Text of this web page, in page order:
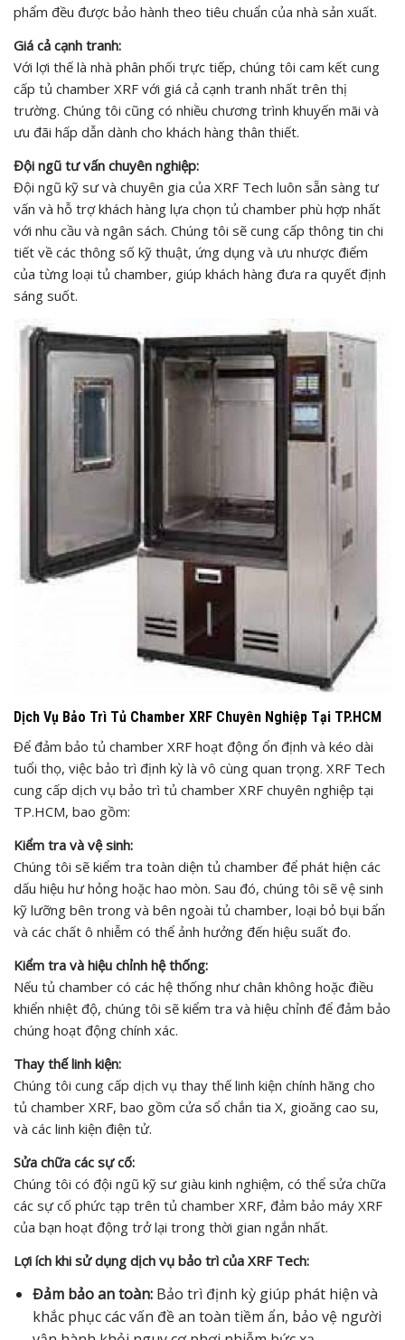
phẩm đều được bảo hành theo tiêu chuẩn của nhà sản xuất.
Giá cả cạnh tranh:
Với lợi thế là nhà phân phối trực tiếp, chúng tôi cam kết cung
cấp tủ chamber XRF với giá cả cạnh tranh nhất trên thị
trường. Chúng tôi cũng có nhiều chương trình khuyến mãi và
ưu đãi hấp dẫn dành cho khách hàng thân thiết.
Đội ngũ tư vấn chuyên nghiệp:
Đội ngũ kỹ sư và chuyên gia của XRF Tech luôn sẵn sàng tư
vấn và hỗ trợ khách hàng lựa chọn tủ chamber phù hợp nhất
với nhu cầu và ngân sách. Chúng tôi sẽ cung cấp thông tin chi
tiết về các thông số kỹ thuật, ứng dụng và ưu nhược điểm
của từng loại tủ chamber, giúp khách hàng đưa ra quyết định
sáng suốt.
Dịch Vụ Bảo Trì Tủ Chamber XRF Chuyên Nghiệp Tại TP.HCM
Để đảm bảo tủ chamber XRF hoạt động ổn định và kéo dài
tuổi thọ, việc bảo trì định kỳ là vô cùng quan trọng. XRF Tech
cung cấp dịch vụ bảo trì tủ chamber XRF chuyên nghiệp tại
TP.HCM, bao gồm:
Kiểm tra và vệ sinh:
Chúng tôi sẽ kiểm tra toàn diện tủ chamber để phát hiện các
dấu hiệu hư hỏng hoặc hao mòn. Sau đó, chúng tôi sẽ vệ sinh
kỹ lưỡng bên trong và bên ngoài tủ chamber, loại bỏ bụi bẩn
và các chất ô nhiễm có thể ảnh hưởng đến hiệu suất đo.
Kiểm tra và hiệu chỉnh hệ thống:
Nếu tủ chamber có các hệ thống như chân không hoặc điều
khiển nhiệt độ, chúng tôi sẽ kiểm tra và hiệu chỉnh để đảm bảo
chúng hoạt động chính xác.
Thay thế linh kiện:
Chúng tôi cung cấp dịch vụ thay thế linh kiện chính hãng cho
tủ chamber XRF, bao gồm cửa sổ chắn tia X, gioăng cao su,
và các linh kiện điện tử.
Sửa chữa các sự cố:
Chúng tôi có đội ngũ kỹ sư giàu kinh nghiệm, có thể sửa chữa
các sự cố phức tạp trên tủ chamber XRF, đảm bảo máy XRF
của bạn hoạt động trở lại trong thời gian ngắn nhất.
Lợi ích khi sử dụng dịch vụ bảo trì của XRF Tech:
Đảm bảo an toàn:Bảo trì định kỳ giúp phát hiện và
khắc phục các vấn đề an toàn tiềm ẩn, bảo vệ người